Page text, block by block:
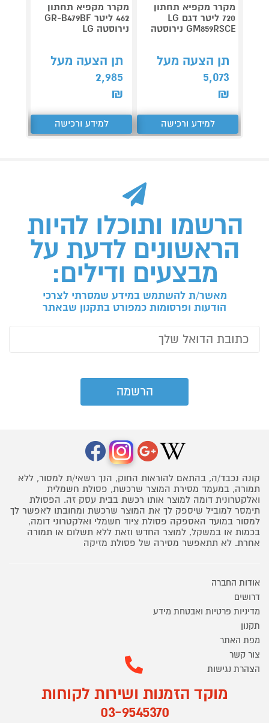
מקרר מקפיא תחתון
720 ליטר דגם LG
GM859RSCE נירוסטה
תן הצעה מעל
5,073
₪
למידע ורכישה
מקרר מקפיא תחתון
462 ליטר GR-B479BF
נירוסטה LG
תן הצעה מעל
2,985
₪
למידע ורכישה
הרשמו ותוכלו להיות
הראשונים לדעת על
מבצעים ודילים:
מאשר/ת להשתמש במידע שמסרתי לצרכי
הודעות ופרסומות כמפורט בתקנון שבאתר
קונה נכבד/ה, בהתאם להוראות החוק, הנך רשאי/ת למסור, ללא
תמורה, במעמד מסירת המוצר שרכשת, פסולת חשמלית
ואלקטרונית דומה למוצר אותו רכשת בבית עסק זה. הפסולת
תימסר למוביל שיספק לך את המוצר שרכשת ומחובתו לאפשר לך
למסור במועד האספקה פסולת ציוד חשמלי ואלקטרוני דומה,
בכמות או במשקל, למוצר החדש וזאת ללא תשלום או תמורה
אחרת. לא תתאפשר מסירה של פסולת מזיקה
אודות החברה
דרושים
מדיניות פרטיות ואבטחת מידע
תקנון
מפת האתר
צור קשר
הצהרת נגישות
מוקד הזמנות ושירות לקוחות
03-9545370